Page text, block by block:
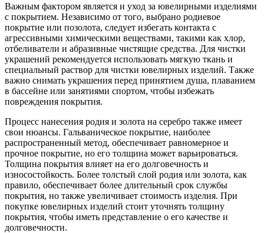
Важным фактором является и уход за ювелирными изделиями
с покрытием. Независимо от того, выбрано родиевое
покрытие или позолота, следует избегать контакта с
агрессивными химическими веществами, такими как хлор,
отбеливатели и абразивные чистящие средства. Для чистки
украшений рекомендуется использовать мягкую ткань и
специальный раствор для чистки ювелирных изделий. Также
важно снимать украшения перед принятием душа, плаванием
в бассейне или занятиями спортом, чтобы избежать
повреждения покрытия.
Процесс нанесения родия и золота на серебро также имеет
свои нюансы. Гальваническое покрытие, наиболее
распространенный метод, обеспечивает равномерное и
прочное покрытие, но его толщина может варьироваться.
Толщина покрытия влияет на его долговечность и
износостойкость. Более толстый слой родия или золота, как
правило, обеспечивает более длительный срок службы
покрытия, но также увеличивает стоимость изделия. При
покупке ювелирных изделий стоит уточнять толщину
покрытия, чтобы иметь представление о его качестве и
долговечности.